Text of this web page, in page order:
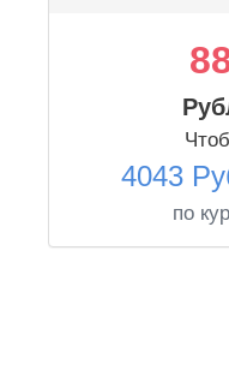
4043
по